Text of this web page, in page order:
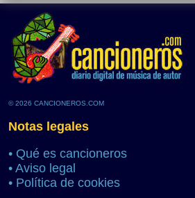
© 2026 CANCIONEROS.COM
Notas legales
• Qué es cancioneros
• Aviso legal
• Política de cookies